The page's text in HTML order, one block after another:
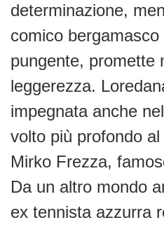
determinazione,
comico
pungente, promette
leggerezza.
impegnata anche
volto più profondo
Mirko Frezza,
Da un altro mondo
ex tennista azzurra